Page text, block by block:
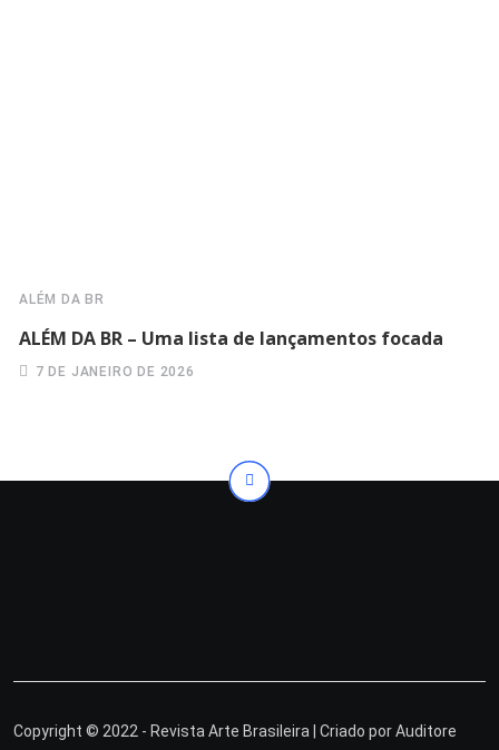
ALÉM DA BR
ALÉM DA BR – Uma lista de lançamentos focada
7 DE JANEIRO DE 2026
Copyright © 2022 - Revista Arte Brasileira | Criado porAuditore